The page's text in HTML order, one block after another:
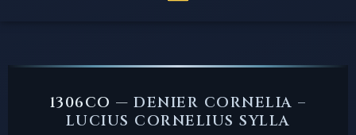
1306CO — DENIER CORNELIA –
LUCIUS CORNELIUS SYLLA